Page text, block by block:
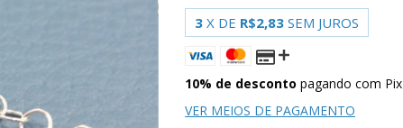
3 X DE R$2,83 SEM JUROS
10% de desconto pagando com Pix
VER MEIOS DE PAGAMENTO